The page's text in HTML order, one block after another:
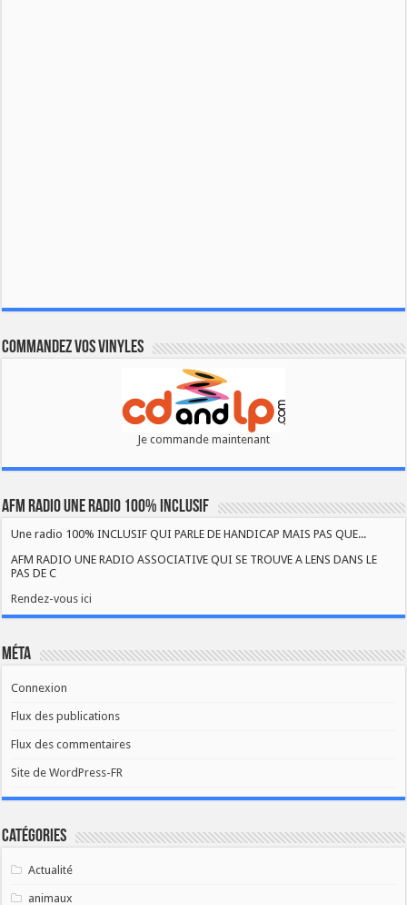
Commandez vos vinyles
Je commande maintenant
AFM RADIO UNE RADIO 100% INCLUSIF
Une radio 100% INCLUSIF QUI PARLE DE HANDICAP MAIS PAS QUE...
AFM RADIO UNE RADIO ASSOCIATIVE QUI SE TROUVE A LENS DANS LE
PAS DE C
Rendez-vous ici
Méta
Connexion
Flux des publications
Flux des commentaires
Site de WordPress-FR
Catégories
Actualité
animaux